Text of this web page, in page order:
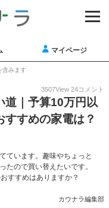
マイページ
含みます
3507View 24コメント
道｜予算10万円以
すすめの家電は？
ています。趣味やちょっと
たので買い替えたいです。
すすめはありますか？
カウナラ編集部